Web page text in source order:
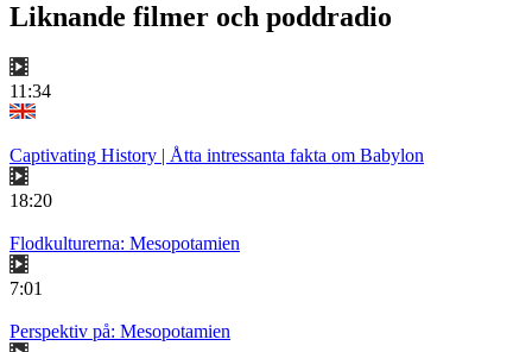
Liknande filmer och poddradio
11:34
Captivating History | Åtta intressanta fakta om Babylon
18:20
Flodkulturerna: Mesopotamien
7:01
Perspektiv på: Mesopotamien